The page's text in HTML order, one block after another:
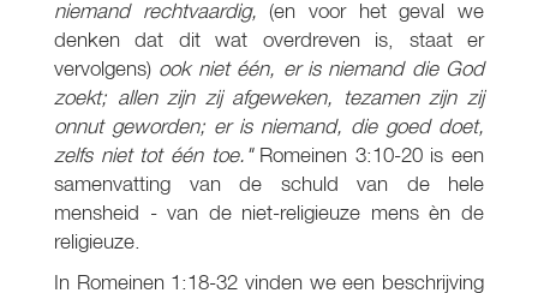
niemand rechtvaardig,(en voor het geval we
denken dat dit wat overdreven is, staat er
vervolgens) ook niet één, er is niemand die God
zoekt; allen zijn zij afgeweken, tezamen zijn zij
onnut geworden; er is niemand, die goed doet,
zelfs niet tot één toe." Romeinen 3:10-20 is een
samenvatting van de schuld van de hele
mensheid - van de niet-religieuze mens èn de
religieuze.
In Romeinen 1:18-32 vinden we een beschrijving